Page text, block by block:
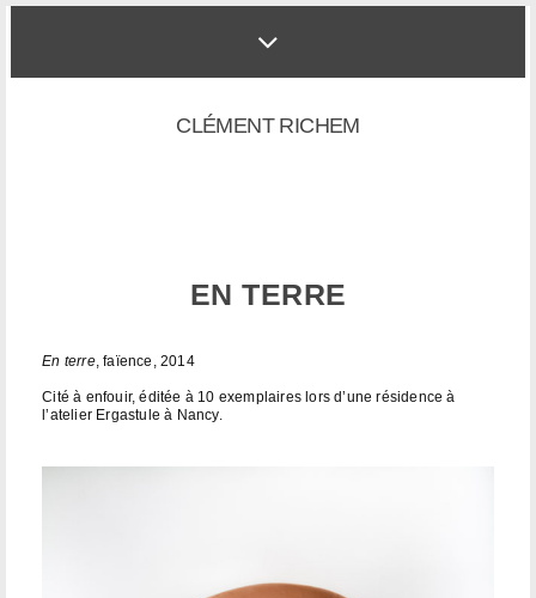
CLÉMENT RICHEM
EN TERRE
En terre, faïence, 2014
Cité à enfouir, éditée à 10 exemplaires lors d’une résidence à
l’atelier Ergastule à Nancy.